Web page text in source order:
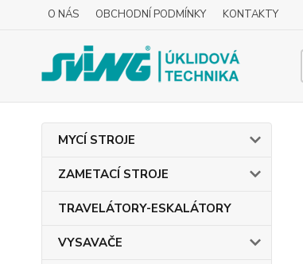
O NÁS OBCHODNÍ PODMÍNKY KONTAKTY
MYCÍ STROJE
ZAMETACÍ STROJE
TRAVELÁTORY-ESKALÁTORY
VYSAVAČE